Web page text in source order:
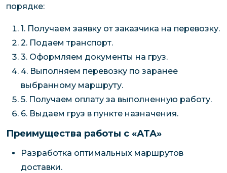
порядке:
1. Получаем заявку от заказчика на перевозку.
2. Подаем транспорт.
3. Оформляем документы на груз.
4. Выполняем перевозку по заранее
выбранному маршруту.
5. Получаем оплату за выполненную работу.
6. Выдаем груз в пункте назначения.
Преимущества работы с «АТА»
Разработка оптимальных маршрутов
доставки.